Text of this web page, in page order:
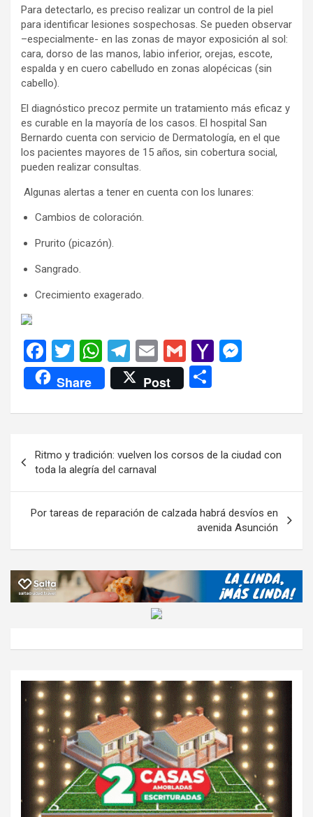
Para detectarlo, es preciso realizar un control de la piel
para identificar lesiones sospechosas. Se pueden observar
–especialmente- en las zonas de mayor exposición al sol:
cara, dorso de las manos, labio inferior, orejas, escote,
espalda y en cuero cabelludo en zonas alopécicas (sin
cabello).
El diagnóstico precoz permite un tratamiento más eficaz y
es curable en la mayoría de los casos. El hospital San
Bernardo cuenta con servicio de Dermatología, en el que
los pacientes mayores de 15 años, sin cobertura social,
pueden realizar consultas.
Algunas alertas a tener en cuenta con los lunares:
Cambios de coloración.
Prurito (picazón).
Sangrado.
Crecimiento exagerado.
F
a
ce
b
o
k
T
wi
tt
er
W
h
at
s
p
p
T
el
e
gr
m
E
m
ail
G
m
ail
Y
o
M
ail
n
er
Share Post
m
p
ar
tir
de
entradas
Ritmo y tradición: vuelven los corsos de la ciudad con
toda la alegría del carnaval
Por tareas de reparación de calzada habrá desvíos en
avenida Asunción